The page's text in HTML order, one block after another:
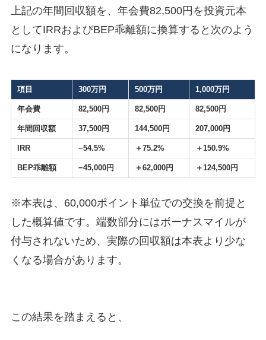
上記の年間回収額を、年会費82,500円を投資元本
としてIRRおよびBEP乖離額に換算すると次のよう
になります。
項目 300万円 500万円 1,000万円
年会費 82,500円 82,500円 82,500円
年間回収額 37,500円 144,500円 207,000円
IRR −54.5% ＋75.2% ＋150.9%
BEP乖離額 −45,000円 ＋62,000円 ＋124,500円
※本表は、60,000ポイント単位での交換を前提と
した概算値です。端数部分にはボーナスマイルが
付与されないため、実際の回収額は本表より少な
くなる場合があります。
この結果を踏まえると、